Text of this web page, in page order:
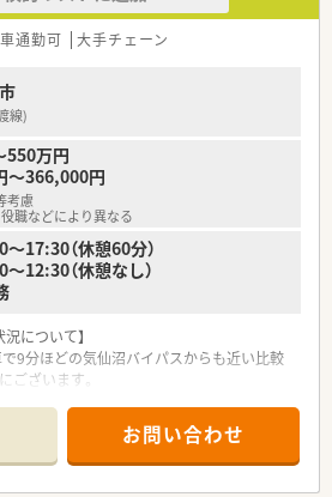
を集中的に学び、その分野の専門知識を深め
適な環境です。
心して挑戦できます。
定した経営基盤と充実した福利厚生のもと
い方に適しています。
車通勤可 大手チェーン
線)
550万円
～366,000円
考慮
職などにより異なる
17:30（休憩60分）
（休憩なし）
について】
9分ほどの気仙沼バイパスからも近い比較
ざいます。
見込みです。
非常勤9名、事務数名体制であり、ゆとりを
める環境です。
お問い合わせ